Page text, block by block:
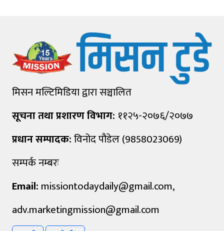
मिसन मल्टिमिडिया द्वारा सञ्चालित
सूचना तथा प्रशारण विभाग: ११२५-२०७६/२०७७
प्रधान सम्पादक:विनोद पौडेल (9858023069)
सम्पर्क नम्बरः
Email: missiontodaydaily@gmail.com,
adv.marketingmission@gmail.com